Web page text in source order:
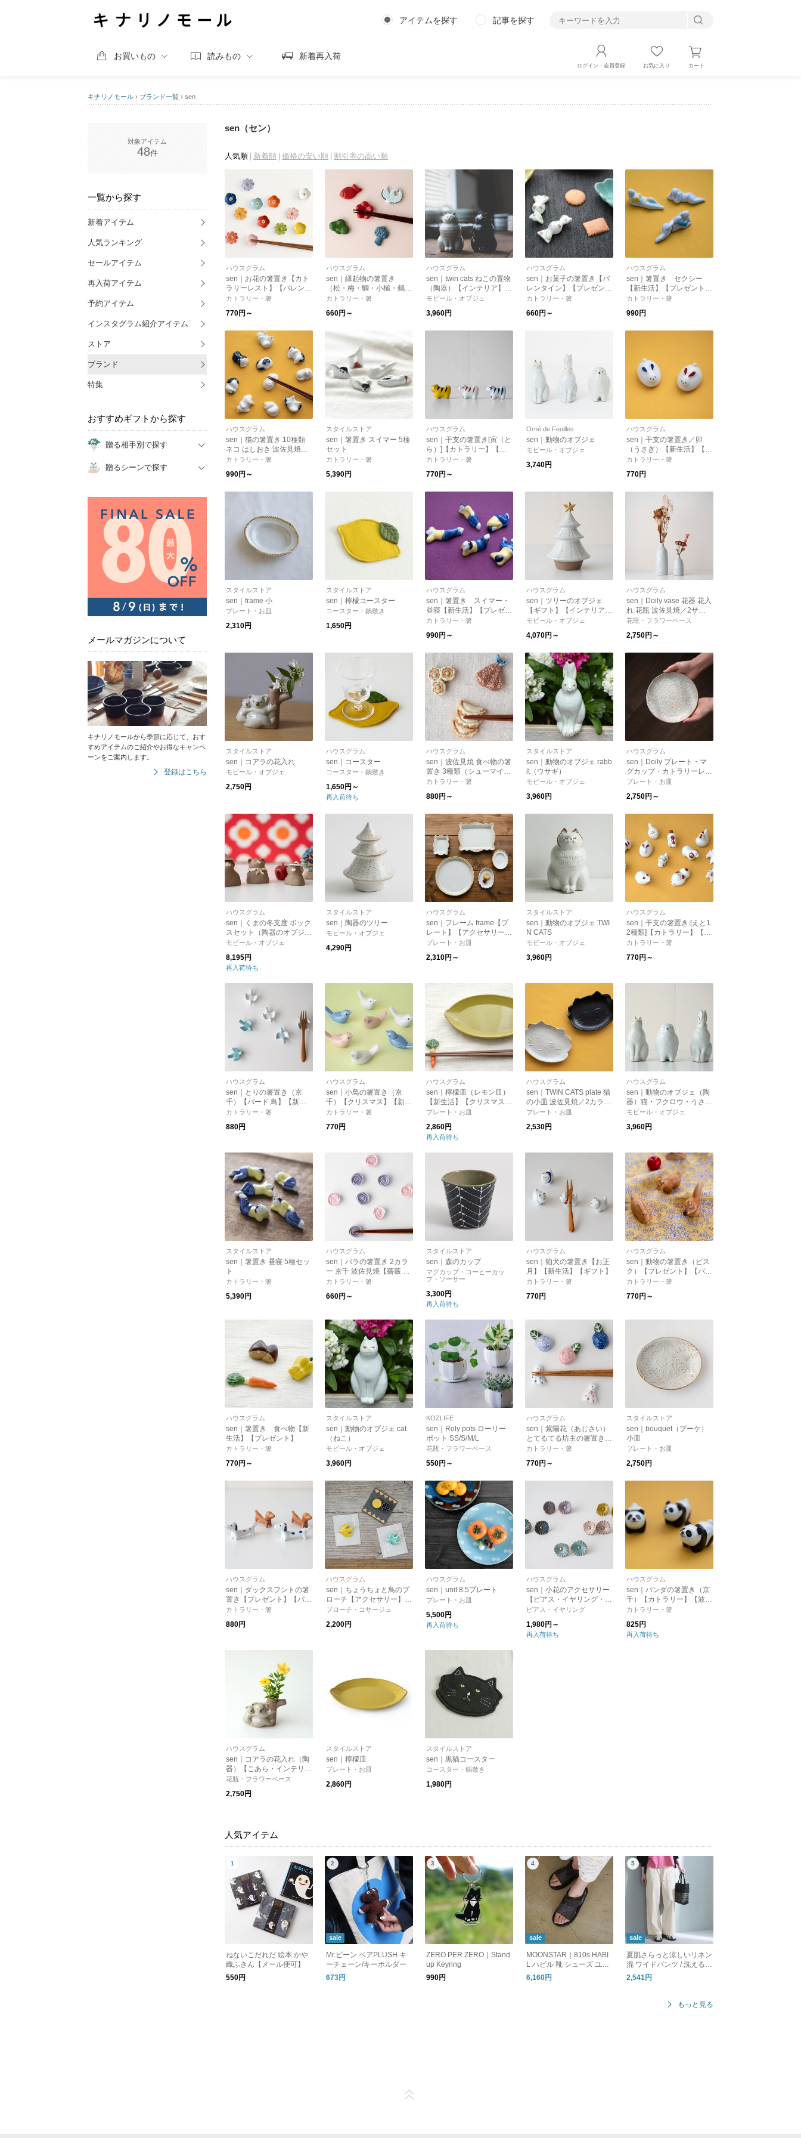
アイテムを探す 記事を探す
お買いもの 読みもの 新着再入荷
ログイン・会員登録 お気に入り カート
キナリノモール › ブランド一覧 › sen
48
一覧から探す
新着アイテム
人気ランキング
セールアイテム
再入荷アイテム
予約アイテム
インスタグラム紹介アイテム
ストア
ブランド
特集
おすすめギフトから探す
贈る相手別で探す
贈るシーンで探す
メールマガジンについて
キナリノモールから季節に応じて、おす
すめアイテムのご紹介やお得なキャンペ
ーンをご案内します。
登録はこちら
sen（セン）
人気順 新着順 価格の安い順 割引率の高い順
ハウスグラム
sen｜お花の箸置き【カト
ラリーレスト】【バレンタ
イン】【プレゼント】
カトラリー・箸
770円～
ハウスグラム
sen｜縁起物の箸置き
（松・梅・鯛・小槌・鶴）
5種類【お正月】【新生
カトラリー・箸
660円～
ハウスグラム
sen｜twin cats ねこの置物
（陶器）【インテリア】
【プレゼント】【猫グッ
モビール・オブジェ
3,960円
ハウスグラム
sen｜お菓子の箸置き【バ
レンタイン】【プレゼン
ト】【新生活】
カトラリー・箸
660円～
ハウスグラム
sen｜箸置き セクシー
【新生活】【プレゼント】
【バレンタイン】
カトラリー・箸
990円
ハウスグラム
sen｜猫の箸置き 10種類
ネコ はしおき 波佐見焼
【プレゼント】【新生活】
カトラリー・箸
990円～
スタイルストア
sen｜箸置き スイマー 5種
セット
カトラリー・箸
5,390円
ハウスグラム
sen｜干支の箸置き[寅（と
ら）]【カトラリー】【新
生活】【お正月】【ギフ
カトラリー・箸
770円～
Orné de Feuilles
sen｜動物のオブジェ
モビール・オブジェ
3,740円
ハウスグラム
sen｜干支の箸置き／卯
（うさぎ）【新生活】【プ
レゼント】【お正月】
カトラリー・箸
770円
スタイルストア
sen｜frame 小
プレート・お皿
2,310円
スタイルストア
sen｜檸檬コースター
コースター・鍋敷き
1,650円
ハウスグラム
sen｜箸置き スイマー・
昼寝【新生活】【プレゼン
ト・ギフト】【バレンタイ
カトラリー・箸
990円～
ハウスグラム
sen｜ツリーのオブジェ
【ギフト】【インテリア】
【クリスマスツリー】
モビール・オブジェ
4,070円～
ハウスグラム
sen｜Doily vase 花器 花入
れ 花瓶 波佐見焼／2サイ
ズ【インテリア】【オブジ
花瓶・フラワーベース
2,750円～
スタイルストア
sen｜コアラの花入れ
モビール・オブジェ
2,750円
ハウスグラム
sen｜コースター
コースター・鍋敷き
1,650円～
再入荷待ち
ハウスグラム
sen｜波佐見焼 食べ物の箸
置き 3種類（シューマイ・
餃子・アジフライ）京千
カトラリー・箸
880円～
スタイルストア
sen｜動物のオブジェ rabb
it（ウサギ）
モビール・オブジェ
3,960円
ハウスグラム
sen｜Doily プレート・マ
グカップ・カトラリーレス
ト【箸置き】【ギフト】
プレート・お皿
2,750円～
ハウスグラム
sen｜くまの冬支度 ボック
スセット（陶器のオブジ
ェ）【クリスマス】【イン
モビール・オブジェ
8,195円
再入荷待ち
スタイルストア
sen｜陶器のツリー
モビール・オブジェ
4,290円
ハウスグラム
sen｜フレーム frame【プ
レート】【アクセサリート
レイ】
プレート・お皿
2,310円～
スタイルストア
sen｜動物のオブジェ TWI
N CATS
モビール・オブジェ
3,960円
ハウスグラム
sen｜干支の箸置き [えと1
2種類]【カトラリー】【干
支】【ギフト】【お正月】
カトラリー・箸
770円～
ハウスグラム
sen｜とりの箸置き（京
千）【バード 鳥】【新生
活】【ギフト】
カトラリー・箸
880円
ハウスグラム
sen｜小鳥の箸置き（京
千）【クリスマス】【新生
活】【プレゼント】
カトラリー・箸
770円
ハウスグラム
sen｜檸檬皿（レモン皿）
【新生活】【クリスマス】
【プレゼント】
プレート・お皿
2,860円
再入荷待ち
ハウスグラム
sen｜TWIN CATS plate 猫
の小皿 波佐見焼／2カラー
【和食器】【豆皿】【クリ
プレート・お皿
2,530円
ハウスグラム
sen｜動物のオブジェ（陶
器）猫・フクロウ・うさぎ
の3種類【インテリア】
ェ】
モビール・オブジェ
3,960円
スタイルストア
sen｜箸置き 昼寝 5種セッ
ト
カトラリー・箸
5,390円
ハウスグラム
sen｜バラの箸置き 2カラ
ー 京千 波佐見焼【薔薇 ば
ら お花 はしおき】【プレ
カトラリー・箸
660円～
スタイルストア
sen｜森のカップ
マグカップ・コーヒーカッ
プ・ソーサー
3,300円
再入荷待ち
ハウスグラム
sen｜狛犬の箸置き【お正
月】【新生活】【ギフト】
カトラリー・箸
770円
ハウスグラム
sen｜動物の箸置き（ビス
ク）【プレゼント】【バレ
ンタイン】【新生活】
カトラリー・箸
770円～
ハウスグラム
sen｜箸置き 食べ物【新
生活】【プレゼント】
カトラリー・箸
770円～
スタイルストア
sen｜動物のオブジェ cat
（ねこ）
モビール・オブジェ
3,960円
KOZLIFE
sen｜Roly pots ローリー
ポット SS/S/M/L
花瓶・フラワーベース
550円～
ハウスグラム
sen｜紫陽花（あじさい）
とてるてる坊主の箸置き 5
種類【梅雨】【波佐見焼】
カトラリー・箸
770円～
スタイルストア
sen｜bouquet（ブーケ）
小皿
プレート・お皿
2,750円
ハウスグラム
sen｜ダックスフントの箸
置き【プレゼント】【バレ
ンタイン】【新生活】
カトラリー・箸
880円
ハウスグラム
sen｜ちょうちょと鳥のブ
ローチ【アクセサリー】
【母の日】【プレゼント】
ブローチ・コサージュ
2,200円
ハウスグラム
sen｜unit 8.5プレート
プレート・お皿
5,500円
再入荷待ち
ハウスグラム
sen｜小花のアクセサリー
【ピアス・イヤリング・ブ
ローチ】【母の日】【プレ
ピアス・イヤリング
1,980円～
再入荷待ち
ハウスグラム
sen｜パンダの箸置き（京
千）【カトラリー】【波佐
見焼】
カトラリー・箸
825円
再入荷待ち
ハウスグラム
sen｜コアラの花入れ（陶
器）【こあら・インテリ
ア・花器・花瓶・一輪挿
ト・ギフト】
花瓶・フラワーベース
2,750円
スタイルストア
sen｜檸檬皿
プレート・お皿
2,860円
スタイルストア
sen｜黒猫コースター
コースター・鍋敷き
1,980円
人気アイテム
ねないこだれだ 絵本 かや
織ふきん【メール便可】
550円
sale
Mr.ビーン ベアPLUSH キ
ーチェーン/キーホルダー
673円
ZERO PER ZERO｜Stand
up Keyring
990円
sale
MOONSTAR｜810s HABI
L ハビル 靴 シューズ ユニ
セックス ET051 ムーンス
ター エイトテンス
6,160円
sale
夏肌さらっと涼しいリネン
混 ワイドパンツ / 洗える
コットンリネン ベイカー
ワイドパンツ
2,541円
もっと見る